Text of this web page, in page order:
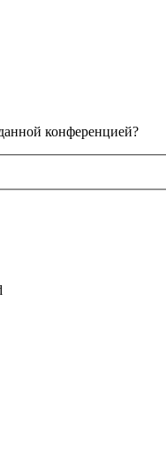
конференцией?